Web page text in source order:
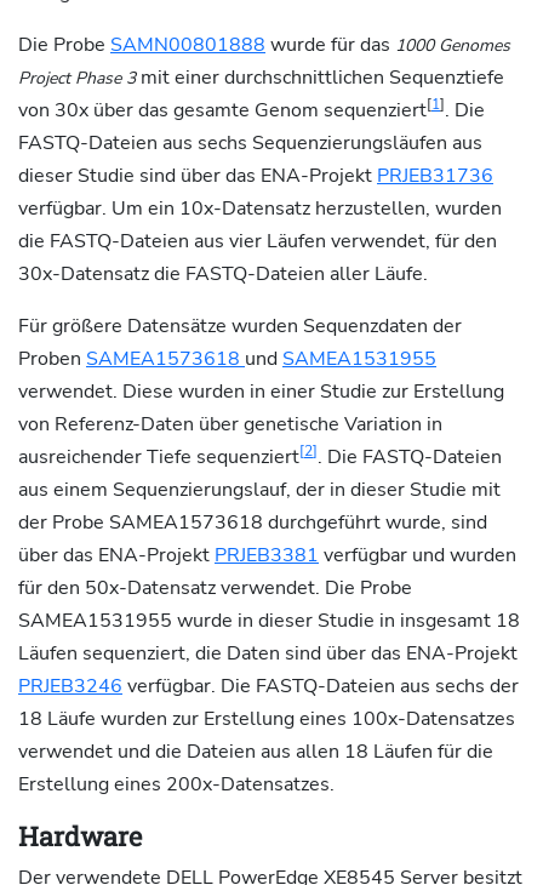
Die Probe SAMN00801888 wurde für das 1000 Genomes
Project Phase 3mit einer durchschnittlichen Sequenztiefe
von 30x über das gesamte Genom sequenziert[1]. Die
FASTQ-Dateien aus sechs Sequenzierungsläufen aus
dieser Studie sind über das ENA-Projekt PRJEB31736
verfügbar. Um ein 10x-Datensatz herzustellen, wurden
die FASTQ-Dateien aus vier Läufen verwendet, für den
30x-Datensatz die FASTQ-Dateien aller Läufe.
Für größere Datensätze wurden Sequenzdaten der
Proben SAMEA1573618 und SAMEA1531955
verwendet. Diese wurden in einer Studie zur Erstellung
von Referenz-Daten über genetische Variation in
ausreichender Tiefe sequenziert[2]. Die FASTQ-Dateien
aus einem Sequenzierungslauf, der in dieser Studie mit
der Probe SAMEA1573618 durchgeführt wurde, sind
über das ENA-Projekt PRJEB3381 verfügbar und wurden
für den 50x-Datensatz verwendet. Die Probe
SAMEA1531955 wurde in dieser Studie in insgesamt 18
Läufen sequenziert, die Daten sind über das ENA-Projekt
PRJEB3246 verfügbar. Die FASTQ-Dateien aus sechs der
18 Läufe wurden zur Erstellung eines 100x-Datensatzes
verwendet und die Dateien aus allen 18 Läufen für die
Erstellung eines 200x-Datensatzes.
Hardware
Der verwendete DELL PowerEdge XE8545 Server besitzt